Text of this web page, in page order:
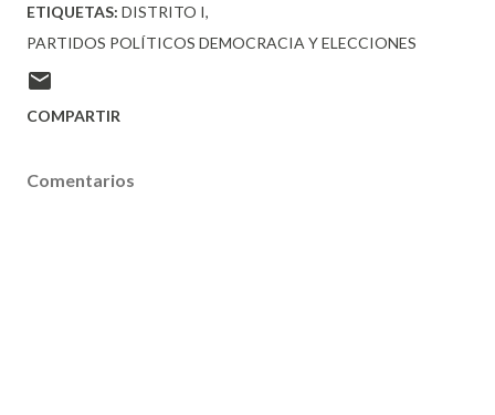
ETIQUETAS: DISTRITO I
PARTIDOS POLÍTICOS DEMOCRACIA Y ELECCIONES
COMPARTIR
Comentarios